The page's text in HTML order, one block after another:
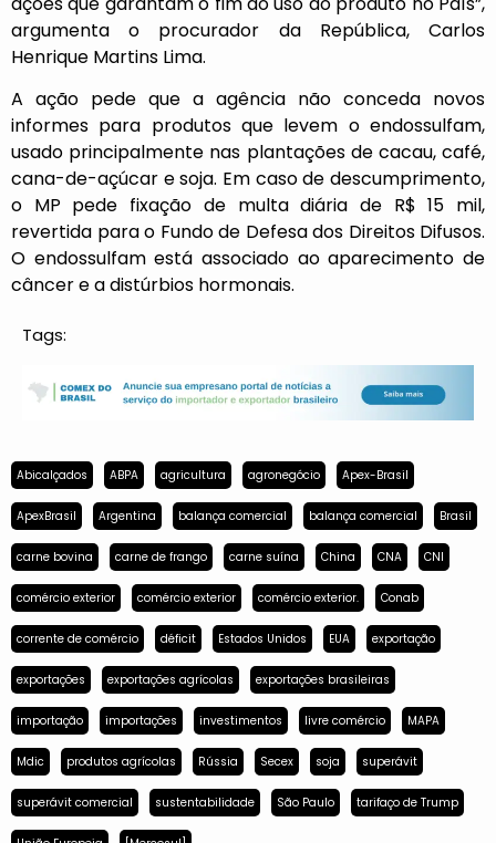
argumenta o procurador da República, Carlos
Henrique Martins Lima.
A ação pede que a agência não conceda novos
informes para produtos que levem o endossulfam,
usado principalmente nas plantações de cacau, café,
cana-de-açúcar e soja. Em caso de descumprimento,
o MP pede fixação de multa diária de R$ 15 mil,
revertida para o Fundo de Defesa dos Direitos Difusos.
O endossulfam está associado ao aparecimento de
câncer e a distúrbios hormonais.
Tags:
Abicalçados ABPA agricultura agronegócio Apex-Brasil
ApexBrasil Argentina balança comercial balança comercial Brasil
carne bovina carne de frango carne suína China CNA CNI
comércio exterior comércio exterior comércio exterior. Conab
corrente de comércio déficit Estados Unidos EUA exportação
exportações exportações agrícolas exportações brasileiras
importação importações investimentos livre comércio MAPA
Mdic produtos agrícolas Rússia Secex soja superávit
superávit comercial sustentabilidade São Paulo tarifaço de Trump